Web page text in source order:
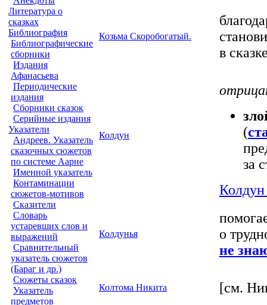
Литература о
сказках
Библиография
Библиографические
сборники
Издания
Афанасьева
Периодические
издания
Сборники сказок
Серийные издания
Указатели
Андреев. Указатель
сказочных сюжетов
по системе Аарне
Именной указатель
Контаминации
сюжетов-мотивов
Сказители
Словарь
устаревших слов и
выражений
Сравнительный
указатель сюжетов
(Бараг и др.)
Сюжеты сказок
Указатель
предметов
Козьма Скоробогатый.
в
Колдун
(
за
Колдун
Колдунья
о
не
Колтома Никита [см.